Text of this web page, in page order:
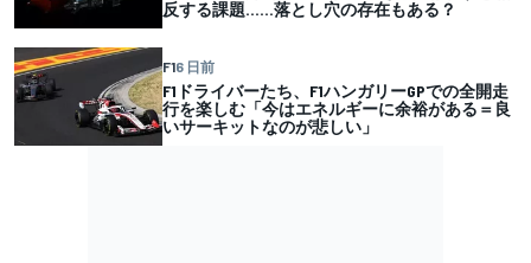
反する課題……落とし穴の存在もある？
F16 日前
F1ドライバーたち、F1ハンガリーGPでの全開走
行を楽しむ「今はエネルギーに余裕がある＝良
いサーキットなのが悲しい」